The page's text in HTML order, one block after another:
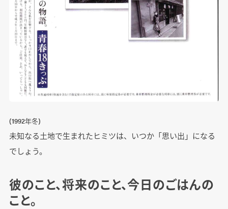
(1992年冬)
未知なる土地で生まれたヒミツは、いつか「思い出」になる
でしょう。
彼のこと、将来のこと、今日のごはんの
こと。